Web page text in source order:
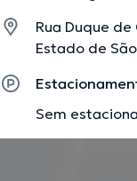
A descrição foi editada
Rua Duque de
Estado de
Sem